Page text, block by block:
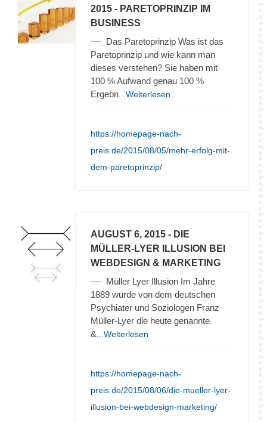
2015 - PARETOPRINZIP IM
BUSINESS
Das Paretoprinzip Was ist das
Paretoprinzip und wie kann man
dieses verstehen? Sie haben mit
100 % Aufwand genau 100 %
Ergebn ...Weiterlesen
https://homepage-nach-
preis.de/2015/08/05/mehr-erfolg-mit-
dem-paretoprinzip/
AUGUST 6, 2015 - DIE
MÜLLER-LYER ILLUSION BEI
WEBDESIGN & MARKETING
Müller Lyer Illusion Im Jahre
1889 wurde von dem deutschen
Psychiater und Soziologen Franz
Müller-Lyer die heute genannte
& ...Weiterlesen
https://homepage-nach-
preis.de/2015/08/06/die-mueller-lyer-
illusion-bei-webdesign-marketing/